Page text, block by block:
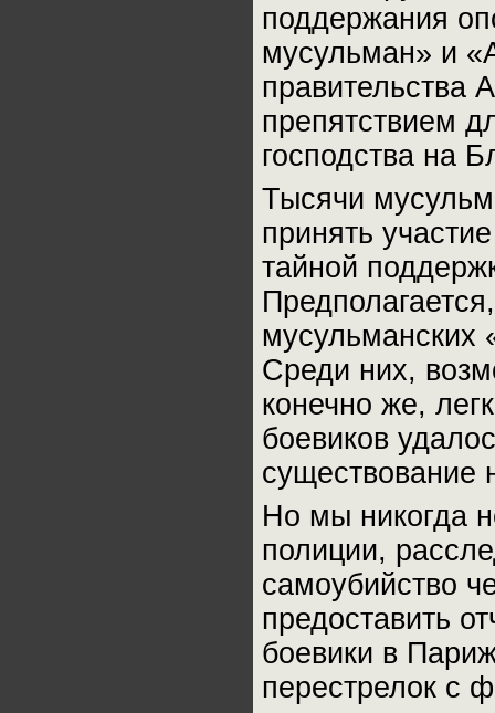
поддержания
мусульман» и
правительства
препятствием
господства на
Тысячи
принять
тайной
мусульманских
Среди них,
конечно же,
боевиков
существование
Но мы никогда
полиции,
самоубийство
предоставить
боевики в
перестрелок с